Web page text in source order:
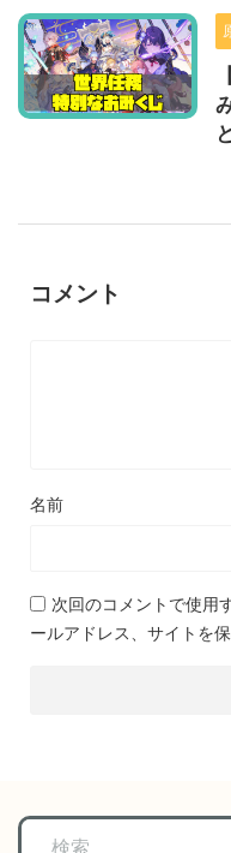
コメント
名前
次回のコメントで使用
ールアドレス、サイトを保